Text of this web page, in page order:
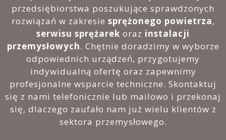
przedsiębiorstwa poszukujące sprawdzonych
rozwiązań w zakresie sprężonego powietrza,
serwisu sprężarek oraz instalacji
przemysłowych. Chętnie doradzimy w wyborze
odpowiednich urządzeń, przygotujemy
indywidualną ofertę oraz zapewnimy
profesjonalne wsparcie techniczne. Skontaktuj
się z nami telefonicznie lub mailowo i przekonaj
się, dlaczego zaufało nam już wielu klientów z
sektora przemysłowego.